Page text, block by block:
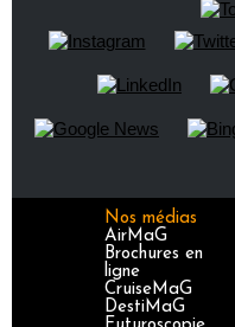
Nos médias
AirMaG
Brochures en
ligne
CruiseMaG
DestiMaG